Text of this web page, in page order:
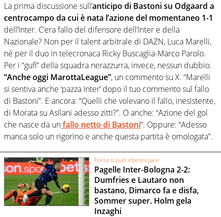
La prima discussione sull’anticipo di Bastoni su Odgaard a
centrocampo da cui è nata l’azione del momentaneo 1-1
dell’Inter. C’era fallo del difensore dell’Inter e della
Nazionale? Non per il talent arbitrale di DAZN, Luca Marelli,
né per il duo in telecronaca Ricky Buscaglia-Marco Parolo.
Per i “gufi” della squadra nerazzurra, invece, nessun dubbio.
“Anche oggi MarottaLeague”, un commento su X. “Marelli
si sentiva anche ‘pazza Inter’ dopo il tuo commento sul fallo
di Bastoni”. E ancora: “Quelli che volevano il fallo, inesistente,
di Morata su Asllani adesso zitti?”. O anche: “Azione del gol
che nasce da unfallo netto di Bastoni“. Oppure: “Adesso
manca solo un rigorino e anche questa partita è omologata”.
Forse ti può interessare
Pagelle Inter-Bologna 2-2:
Dumfries e Lautaro non
bastano, Dimarco fa e disfa,
Sommer super. Holm gela
Inzaghi